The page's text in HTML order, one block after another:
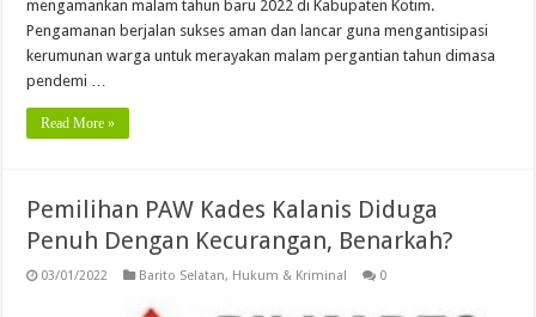
mengamankan malam tahun baru 2022 di Kabupaten Kotim.
Pengamanan berjalan sukses aman dan lancar guna mengantisipasi
kerumunan warga untuk merayakan malam pergantian tahun dimasa
pendemi …
Read More »
Pemilihan PAW Kades Kalanis Diduga
Penuh Dengan Kecurangan, Benarkah?
03/01/2022 Barito Selatan, Hukum & Kriminal 0